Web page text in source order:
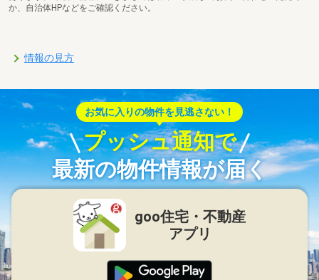
か、自治体HPなどをご確認ください。
情報の見方
お気に入りの物件を見逃さない！
プッシュ通知で
最新の物件情報が届く
goo住宅・不動産
アプリ